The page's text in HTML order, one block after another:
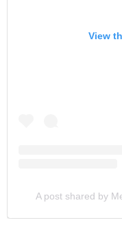
View
A post shared by